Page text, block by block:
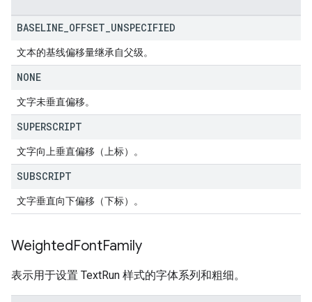
BASELINE OFFSET UNSPECIFIED
文本的基线偏移量继承自父级。
NONE
文字未垂直偏移。
SUPERSCRIPT
文字向上垂直偏移（上标）。
SUBSCRIPT
文字垂直向下偏移（下标）。
WeightedFontFamily
表示用于设置 TextRun 样式的字体系列和粗细。